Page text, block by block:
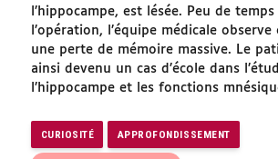
l’hippocampe, est lésée. Peu de temps
l’opération, l’équipe médicale
une perte de mémoire massive. Le
ainsi devenu un cas d’école dans
l’hippocampe et les fonctions
CURIOSITÉ APPROFONDISSEMENT